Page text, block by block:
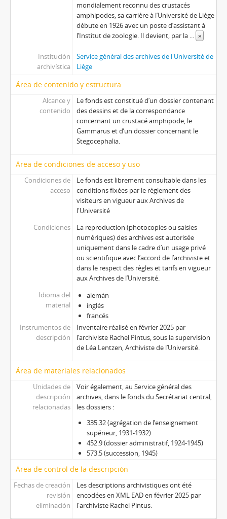
mondialement reconnu des crustacés
amphipodes, sa carrière à l’Université de Liège
débute en 1926 avec un poste d’assistant à
l’Institut de zoologie. Il devient, par la ... »
Institución
archivística
Service général des archives de l'Université de
Liège
Área de contenido y estructura
Alcance y
contenido
Le fonds est constitué d’un dossier contenant
des dessins et de la correspondance
concernant un crustacé amphipode, le
Gammarus et d’un dossier concernant le
Stegocephalia.
Área de condiciones de acceso y uso
Condiciones de
acceso
Le fonds est librement consultable dans les
conditions fixées par le règlement des
visiteurs en vigueur aux Archives de
l'Université
Condiciones
La reproduction (photocopies ou saisies
numériques) des archives est autorisée
uniquement dans le cadre d’un usage privé
ou scientifique avec l’accord de l’archiviste et
dans le respect des règles et tarifs en vigueur
aux Archives de l’Université.
Idioma del
material
alemán
inglés
francés
Instrumentos de
descripción
Inventaire réalisé en février 2025 par
l’archiviste Rachel Pintus, sous la supervision
de Léa Lentzen, Archiviste de l’Université.
Área de materiales relacionados
Unidades de
descripción
relacionadas
Voir également, au Service général des
archives, dans le fonds du Secrétariat central,
les dossiers :
335.32 (agrégation de l’enseignement
supérieur, 1931-1932)
452.9 (dossier administratif, 1924-1945)
573.5 (succession, 1945)
Área de control de la descripción
Fechas de creación
revisión
eliminación
Les descriptions archivistiques ont été
encodées en XML EAD en février 2025 par
l'archiviste Rachel Pintus.